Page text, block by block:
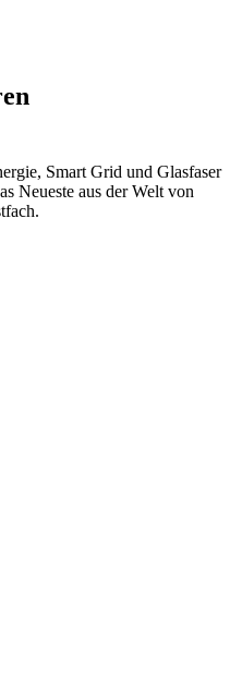
Smart Grid und Glasfaser
Neueste aus der Welt von